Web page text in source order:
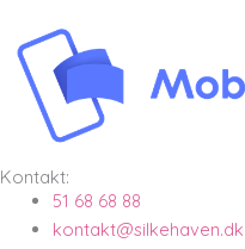
Kontakt:
51 68 68 88
kontakt@silkehaven.dk